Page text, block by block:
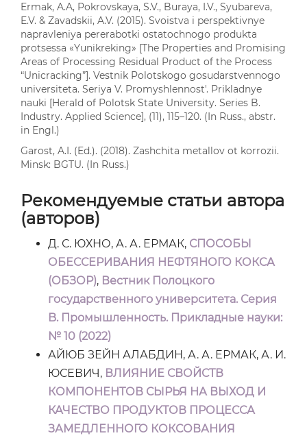
Ermak, A.A, Pokrovskaya, S.V., Buraya, I.V., Syubareva,
E.V. & Zavadskii, A.V. (2015). Svoistva i perspektivnye
napravleniya pererabotki ostatochnogo produkta
protsessa «Yunikreking» [The Properties and Promising
Areas of Processing Residual Product of the Process
“Unicracking”]. Vestnik Polotskogo gosudarstvennogo
universiteta. Seriya V. Promyshlennost'. Prikladnye
nauki [Herald of Polotsk State University. Series B.
Industry. Applied Science], (11), 115–120. (In Russ., abstr.
in Engl.)
Garost, A.I. (Ed.). (2018). Zashchita metallov ot korrozii.
Minsk: BGTU. (In Russ.)
Рекомендуемые статьи автора
(авторов)
Д. С. ЮХНО, А. А. ЕРМАК, СПОСОБЫ
ОБЕССЕРИВАНИЯ НЕФТЯНОГО КОКСА
(ОБЗОР), Вестник Полоцкого
государственного университета. Серия
B. Промышленность. Прикладные науки:
№ 10 (2022)
АЙЮБ ЗЕЙН АЛАБДИН, А. А. ЕРМАК, А. И.
ЮСЕВИЧ, ВЛИЯНИЕ СВОЙСТВ
КОМПОНЕНТОВ СЫРЬЯ НА ВЫХОД И
КАЧЕСТВО ПРОДУКТОВ ПРОЦЕССА
ЗАМЕДЛЕННОГО КОКСОВАНИЯ